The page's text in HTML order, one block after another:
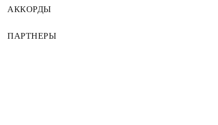
АККОРДЫ
ПАРТНЕРЫ